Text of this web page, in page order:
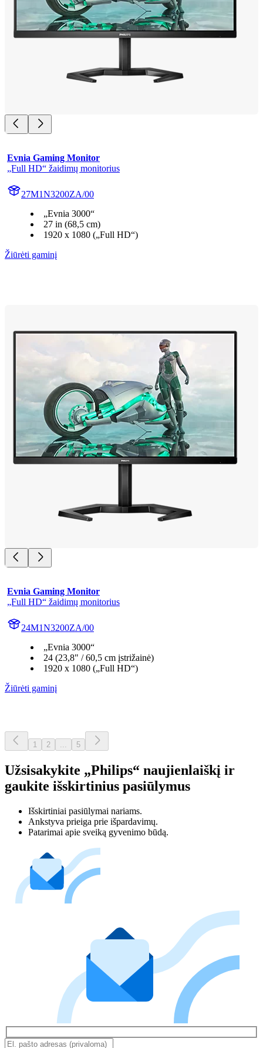
Evnia Gaming Monitor
„Full HD“ žaidimų monitorius
27M1N3200ZA/00
„Evnia 3000“
27 in (68,5 cm)
1920 x 1080 („Full HD“)
Žiūrėti gaminį
Evnia Gaming Monitor
„Full HD“ žaidimų monitorius
24M1N3200ZA/00
„Evnia 3000“
24 (23,8" / 60,5 cm įstrižainė)
1920 x 1080 („Full HD“)
Žiūrėti gaminį
1 2 ... 5
Užsisakykite „Philips“ naujienlaiškį ir
gaukite išskirtinius pasiūlymus
Išskirtiniai pasiūlymai nariams.
Ankstyva prieiga prie išpardavimų.
Patarimai apie sveiką gyvenimo būdą.